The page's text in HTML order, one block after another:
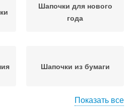
Шапочки для нового
года
Шапочки из бумаги
Показать все